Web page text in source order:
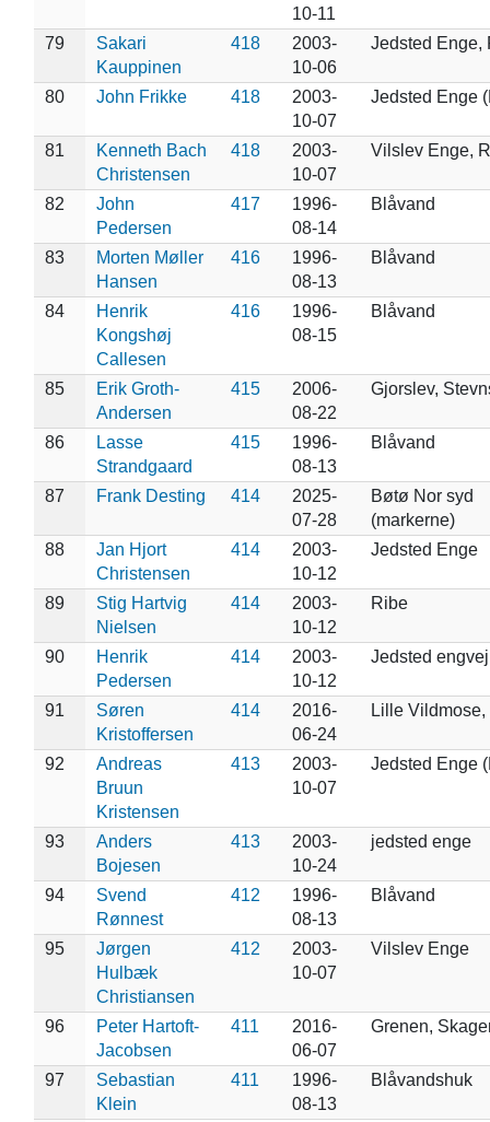
10-11
79
Sakari
Kauppinen
418
2003-
10-06
Jedsted Enge,
80 John Frikke 418
2003-
10-07
Jedsted Enge
81
Kenneth Bach
Christensen
418
2003-
10-07
Vilslev Enge,
82
John
Pedersen
417
1996-
08-14
Blåvand
83
Morten Møller
Hansen
416
1996-
08-13
Blåvand
84
Henrik
Kongshøj
Callesen
416
1996-
08-15
Blåvand
85
Erik Groth-
Andersen
415
2006-
08-22
Gjorslev,
86
Lasse
Strandgaard
415
1996-
08-13
Blåvand
87 Frank Desting 414
2025-
07-28
Bøtø Nor syd
(markerne)
88
Jan Hjort
Christensen
414
2003-
10-12
Jedsted Enge
89
Stig Hartvig
Nielsen
414
2003-
10-12
Ribe
90
Henrik
Pedersen
414
2003-
10-12
Jedsted
91
Søren
Kristoffersen
414
2016-
06-24
Lille Vildmose,
92
Andreas
Bruun
Kristensen
413
2003-
10-07
Jedsted Enge
93
Anders
Bojesen
413
2003-
10-24
jedsted enge
94
Svend
Rønnest
412
1996-
08-13
Blåvand
95
Jørgen
Hulbæk
Christiansen
412
2003-
10-07
Vilslev Enge
96
Peter Hartoft-
Jacobsen
411
2016-
06-07
Grenen,
97
Sebastian
Klein
411
1996-
08-13
Blåvandshuk